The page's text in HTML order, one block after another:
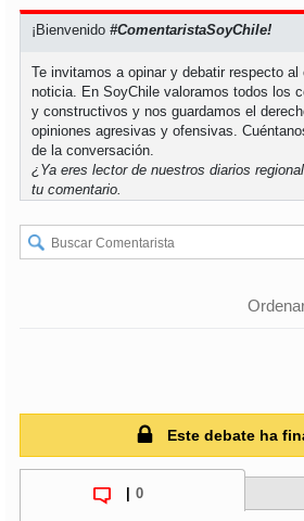
¡Bienvenido#ComentaristaSoyChile!
Te invitamos a opinar y debatir respecto
noticia. En SoyChile valoramos todos los
y constructivos y nos guardamos el
opiniones agresivas y ofensivas.
de la conversación.
¿Ya eres lector de nuestros diarios
tu comentario.
Este debate ha
0